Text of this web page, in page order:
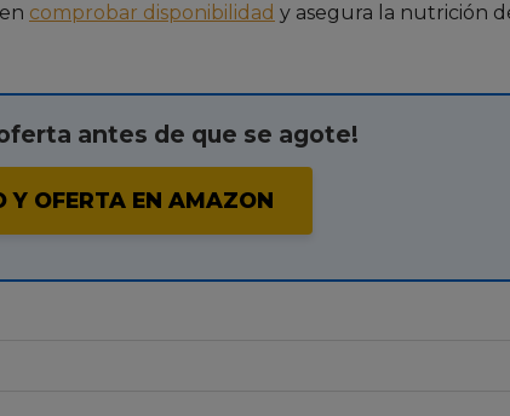
comprobar disponibilidad y asegura la nutrición
antes de que se agote!
Y OFERTA EN AMAZON